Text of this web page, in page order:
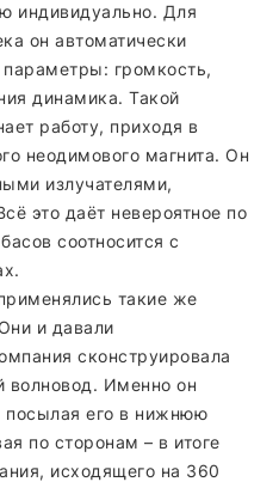
индивидуально. Для
он автоматически
громкость,
динамика. Такой
работу, приходя в
неодимового магнита. Он
излучателями,
это даёт невероятное по
соотносится с
такие же
и давали
сконструировала
волновод. Именно он
посылая его в нижнюю
по сторонам – в итоге
исходящего на 360